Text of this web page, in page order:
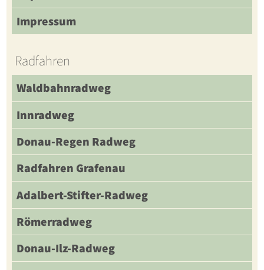
Impressum
Radfahren
Waldbahnradweg
Innradweg
Donau-Regen Radweg
Radfahren Grafenau
Adalbert-Stifter-Radweg
Römerradweg
Donau-Ilz-Radweg